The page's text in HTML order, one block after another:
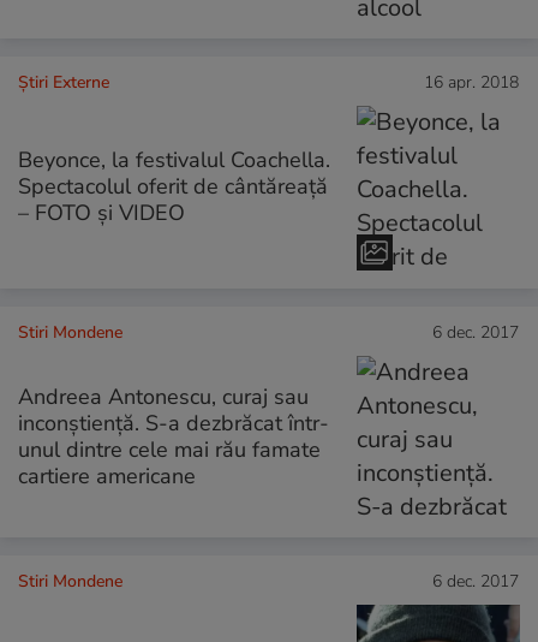
Știri Externe 16 apr. 2018
Beyonce, la festivalul Coachella.
Spectacolul oferit de cântăreață
– FOTO și VIDEO
Stiri Mondene 6 dec. 2017
Andreea Antonescu, curaj sau
inconștiență. S-a dezbrăcat într-
unul dintre cele mai rău famate
cartiere americane
Stiri Mondene 6 dec. 2017